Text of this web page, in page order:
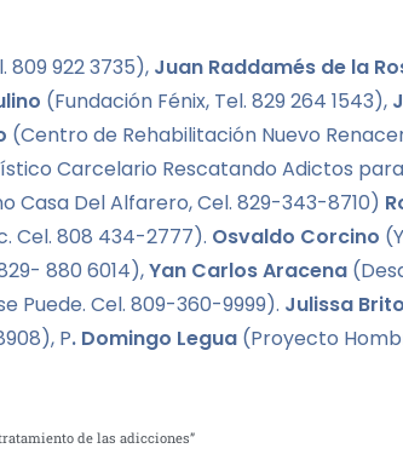
809 922 3735), Juan Raddamés de la
(Fundación Fénix, Tel. 829 264 1543),
(Centro de Rehabilitación Nuevo
Carcelario Rescatando Adictos para
Casa Del Alfarero, Cel. 829-343-8710)
Cel. 808 434-2777). Osvaldo Corcino
880 6014),Yan Carlos Aracena
Puede. Cel. 809-360-9999). Julissa
P. Domingo Legua (Proyecto
de las adicciones”